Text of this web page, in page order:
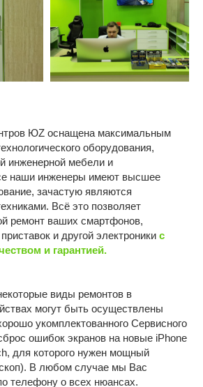
ЮZ оснащена максимальным
оборудования,
инженерной мебели и
наши инженеры имеют высшее
зачастую являются
Всё это позволяет
ремонт ваших смартфонов,
и другой электроники с
и гарантией.
виды ремонтов в
могут быть осуществлены
укомплектованного Сервисного
ошибок экранов на новые iPhone
для которого нужен мощный
В любом случае мы Вас
телефону о всех нюансах.
ФИЛИАЛЫ
ОБЩЕЕ
Текстильщики
Марьино
Отзывы
Контакты
ОГРНИП:
Карьера